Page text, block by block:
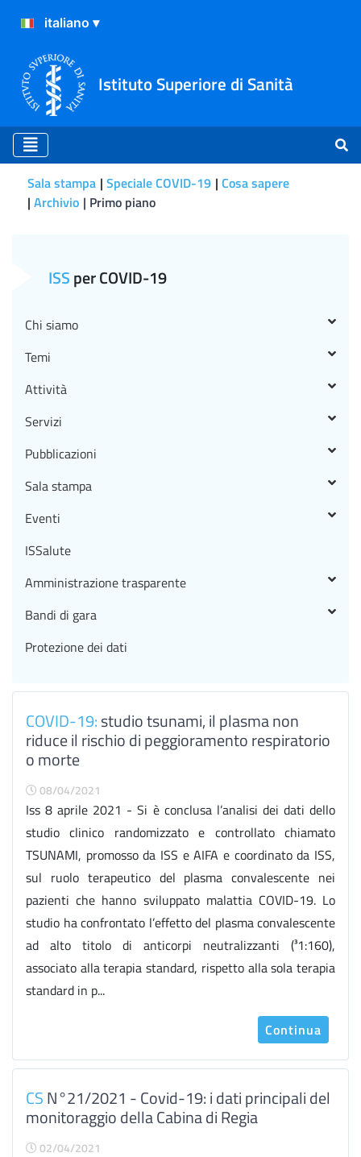
Istituto Superiore di Sanità
Sala stampa Speciale COVID-19 Cosa sapere
Archivio Primo piano
COVID-19:studio tsunami, il plasma non
riduce il rischio di peggioramento respiratorio
o morte
08/04/2021
Iss 8 aprile 2021 - Si è conclusa l’analisi dei dati dello
studio clinico randomizzato e controllato chiamato
TSUNAMI, promosso da ISS e AIFA e coordinato da ISS,
sul ruolo terapeutico del plasma convalescente nei
pazienti che hanno sviluppato malattia COVID-19. Lo
studio ha confrontato l’effetto del plasma convalescente
ad alto titolo di anticorpi neutralizzanti (³1:160),
associato alla terapia standard, rispetto alla sola terapia
standard in p...
Continua
CSN°21/2021 - Covid-19: i dati principali del
monitoraggio della Cabina di Regia
02/04/2021
ISSper COVID-19
Chi siamo
Temi
Attività
Servizi
Pubblicazioni
Sala stampa
Eventi
ISSalute
Amministrazione trasparente
Bandi di gara
Protezione dei dati